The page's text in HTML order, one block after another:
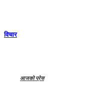
विचार
आजको प्रेस